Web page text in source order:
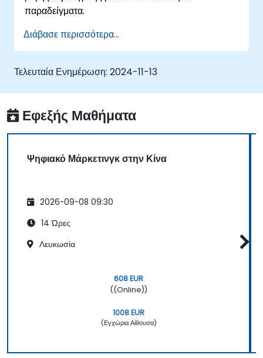
παραδείγματα.
Διάβασε περισσότερα...
Τελευταία Ενημέρωση: 2024-11-13
Εφεξής Μαθήματα
Ψηφιακό Μάρκετινγκ στην Κίνα
2026-09-08 09:30
14 Ώρες
Λευκωσία
608 EUR
((Online))
1008 EUR
(Εγχώρια Αίθουσα)